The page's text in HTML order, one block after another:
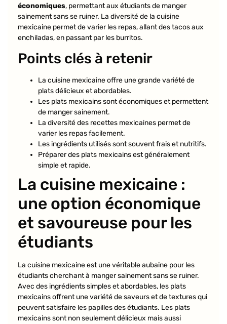
économiques, permettant aux étudiants de manger
sainement sans se ruiner. La diversité de la cuisine
mexicaine permet de varier les repas, allant des tacos aux
enchiladas, en passant par les burritos.
Points clés à retenir
La cuisine mexicaine offre une grande variété de
plats délicieux et abordables.
Les plats mexicains sont économiques et permettent
de manger sainement.
La diversité des recettes mexicaines permet de
varier les repas facilement.
Les ingrédients utilisés sont souvent frais et nutritifs.
Préparer des plats mexicains est généralement
simple et rapide.
La cuisine mexicaine :
une option économique
et savoureuse pour les
étudiants
La cuisine mexicaine est une véritable aubaine pour les
étudiants cherchant à manger sainement sans se ruiner.
Avec des ingrédients simples et abordables, les plats
mexicains offrent une variété de saveurs et de textures qui
peuvent satisfaire les papilles des étudiants. Les plats
mexicains sont non seulement délicieux mais aussi